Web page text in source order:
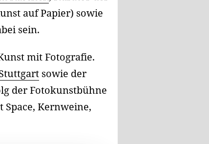
auf Papier) sowie
sein.
mit Fotografie.
sowie der
der Fotokunstbühne
Space, Kernweine,